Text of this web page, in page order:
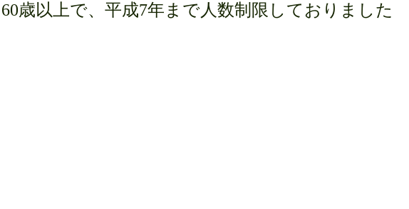
60歳以上で、平成7年まで人数制限しておりました